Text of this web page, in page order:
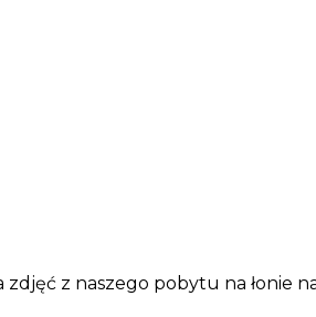
zdjęć z naszego pobytu na łonie